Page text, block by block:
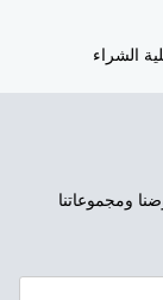
ومجموعاتنا